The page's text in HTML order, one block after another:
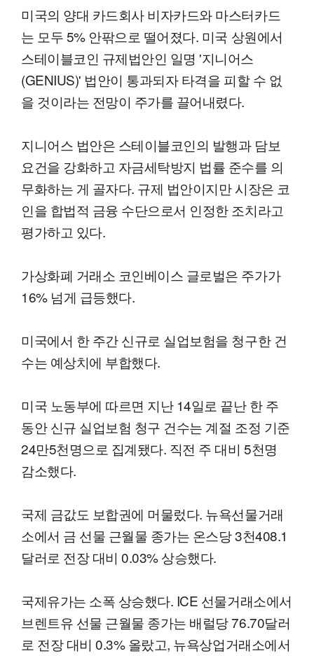
미국의 양대 카드회사 비자카드와 마스터카드
는 모두 5% 안팎으로 떨어졌다. 미국 상원에서
스테이블코인 규제법안인 일명 '지니어스
(GENIUS)' 법안이 통과되자 타격을 피할 수 없
을 것이라는 전망이 주가를 끌어내렸다.
지니어스 법안은 스테이블코인의 발행과 담보
요건을 강화하고 자금세탁방지 법률 준수를 의
무화하는 게 골자다. 규제 법안이지만 시장은 코
인을 합법적 금융 수단으로서 인정한 조치라고
평가하고 있다.
가상화폐 거래소 코인베이스 글로벌은 주가가
16% 넘게 급등했다.
미국에서 한 주간 신규로 실업보험을 청구한 건
수는 예상치에 부합했다.
미국 노동부에 따르면 지난 14일로 끝난 한 주
동안 신규 실업보험 청구 건수는 계절 조정 기준
24만5천명으로 집계됐다. 직전 주 대비 5천명
감소했다.
국제 금값도 보합권에 머물렀다. 뉴욕선물거래
소에서 금 선물 근월물 종가는 온스당 3천408.1
달러로 전장 대비 0.03% 상승했다.
국제유가는 소폭 상승했다. ICE 선물거래소에서
브렌트유 선물 근월물 종가는 배럴당 76.70달러
로 전장 대비 0.3% 올랐고, 뉴욕상업거래소에서